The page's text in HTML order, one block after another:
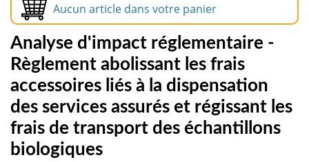
Aucun article dans votre panier
Analyse d'impact réglementaire -
Règlement abolissant les frais
accessoires liés à la dispensation
des services assurés et régissant les
frais de transport des échantillons
biologiques